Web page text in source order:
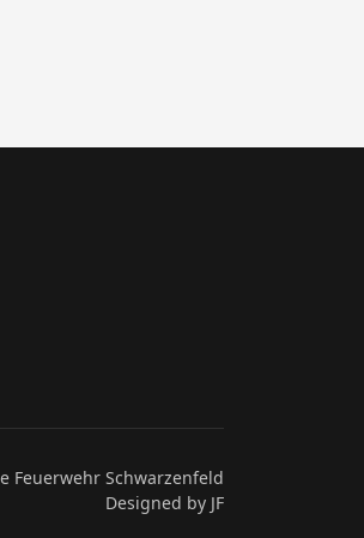
Feuerwehr Schwarzenfeld
Designed by JF